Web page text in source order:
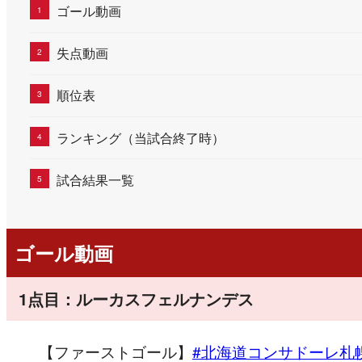
ゴール動画
失点動画
順位表
ランキング（当試合終了時）
試合結果一覧
ゴール動画
1点目：ルーカスフェルナンデス
【ファーストゴール】 #北海道コンサドーレ札